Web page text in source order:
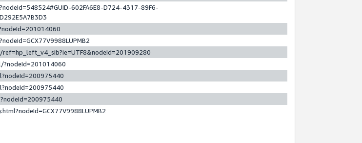
602FA6E8-D724-4317-89F6-
?nodeId=201014060